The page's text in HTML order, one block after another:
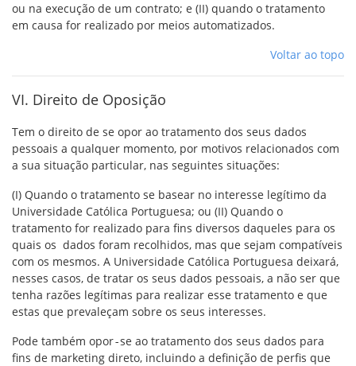
ou na execução de um contrato; e (II) quando o tratamento
em causa for realizado por meios automatizados.
Voltar ao topo
VI. Direito de Oposição
Tem o direito de se opor ao tratamento dos seus dados
pessoais a qualquer momento, por motivos relacionados com
a sua situação particular, nas seguintes situações:
(I) Quando o tratamento se basear no interesse legítimo da
Universidade Católica Portuguesa; ou (II) Quando o
tratamento for realizado para fins diversos daqueles para os
quais os dados foram recolhidos, mas que sejam compatíveis
com os mesmos. A Universidade Católica Portuguesa deixará,
nesses casos, de tratar os seus dados pessoais, a não ser que
tenha razões legítimas para realizar esse tratamento e que
estas que prevaleçam sobre os seus interesses.
Pode também opor‐se ao tratamento dos seus dados para
fins de marketing direto, incluindo a definição de perfis que